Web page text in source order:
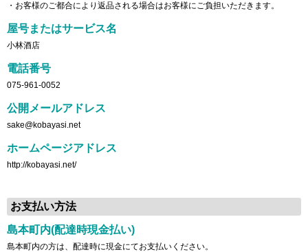
・お客様のご都合により返品される場合はお客様にご負担いただきます。
屋号またはサービス名
小林酒店
電話番号
075-961-0052
公開メールアドレス
sake@kobayasi.net
ホームページアドレス
http://kobayasi.net/
お支払い方法
島本町内(配達時現金払い)
島本町内の方は、配達時に現金にてお支払いください。